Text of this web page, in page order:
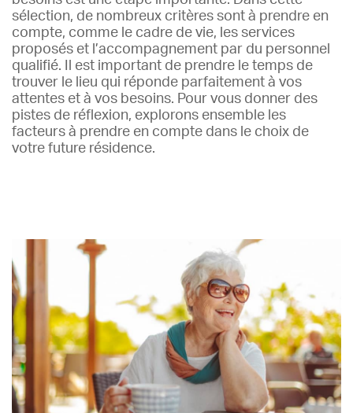
sélection, de nombreux critères sont à prendre en
compte, comme le cadre de vie, les services
proposés et l’accompagnement par du personnel
qualifié. Il est important de prendre le temps de
trouver le lieu qui réponde parfaitement à vos
attentes et à vos besoins. Pour vous donner des
pistes de réflexion, explorons ensemble les
facteurs à prendre en compte dans le choix de
votre future résidence.